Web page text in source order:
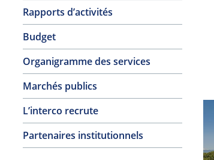
Rapports d’activités
Budget
Organigramme des services
Marchés publics
L’interco recrute
Partenaires institutionnels